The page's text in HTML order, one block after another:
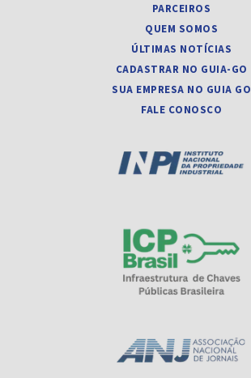
PARCEIROS
QUEM SOMOS
ÚLTIMAS NOTÍCIAS
CADASTRAR NO GUIA-GO
SUA EMPRESA NO GUIA GO
FALE CONOSCO